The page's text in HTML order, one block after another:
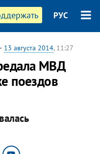
РУС
13 августа 2014, 11:27
МВД
поездов